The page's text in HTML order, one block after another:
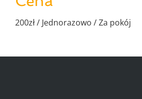
200zł/ Jednorazowo / Za pokój